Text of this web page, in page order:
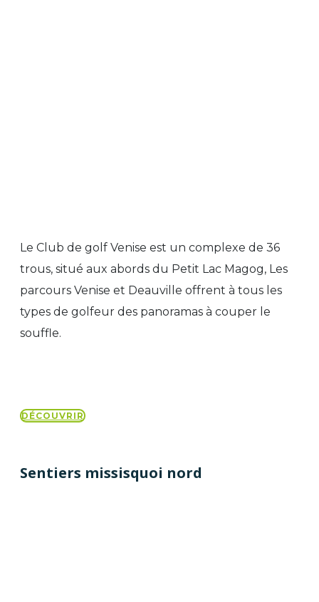
Le Club de golf Venise est un complexe de 36
trous, situé aux abords du Petit Lac Magog, Les
parcours Venise et Deauville offrent à tous les
types de golfeur des panoramas à couper le
souffle.
DÉCOUVRIR
Sentiers missisquoi nord